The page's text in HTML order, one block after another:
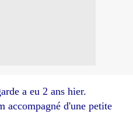
a eu 2 ans hier.
d'une petite